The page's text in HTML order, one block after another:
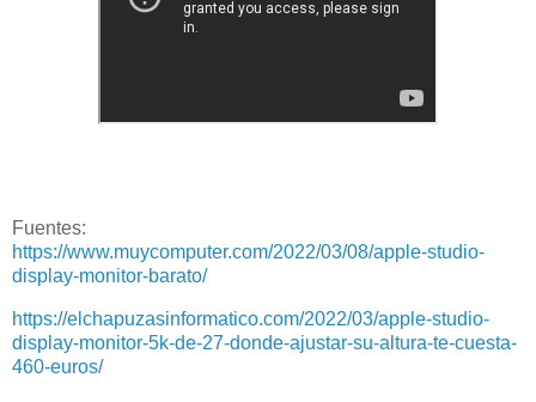
Fuentes:
https://www.muycomputer.com/2022/03/08/apple-studio-
display-monitor-barato/
https://elchapuzasinformatico.com/2022/03/apple-studio-
display-monitor-5k-de-27-donde-ajustar-su-altura-te-cuesta-
460-euros/